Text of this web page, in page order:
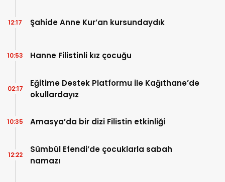
Şahide Anne Kur’an kursundaydık
12:17
Hanne Filistinli kız çocuğu
10:53
Eğitime Destek Platformu ile Kağıthane’de
okullardayız
02:17
Amasya’da bir dizi Filistin etkinliği
10:35
Sümbül Efendi’de çocuklarla sabah
namazı
12:22